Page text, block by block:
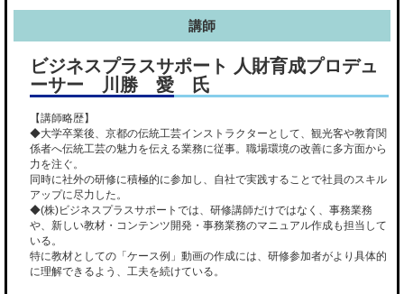
講師
ビジネスプラスサポート 人財育成プロデュ
ーサー 川勝 愛 氏
【講師略歴】
◆大学卒業後、京都の伝統工芸インストラクターとして、観光客や教育関
係者へ伝統工芸の魅力を伝える業務に従事。職場環境の改善に多方面から
力を注ぐ。
同時に社外の研修に積極的に参加し、自社で実践することで社員のスキル
アップに尽力した。
◆(株)ビジネスプラスサポートでは、研修講師だけではなく、事務業務
や、新しい教材・コンテンツ開発・事務業務のマニュアル作成も担当して
いる。
特に教材としての「ケース例」動画の作成には、研修参加者がより具体的
に理解できるよう、工夫を続けている。